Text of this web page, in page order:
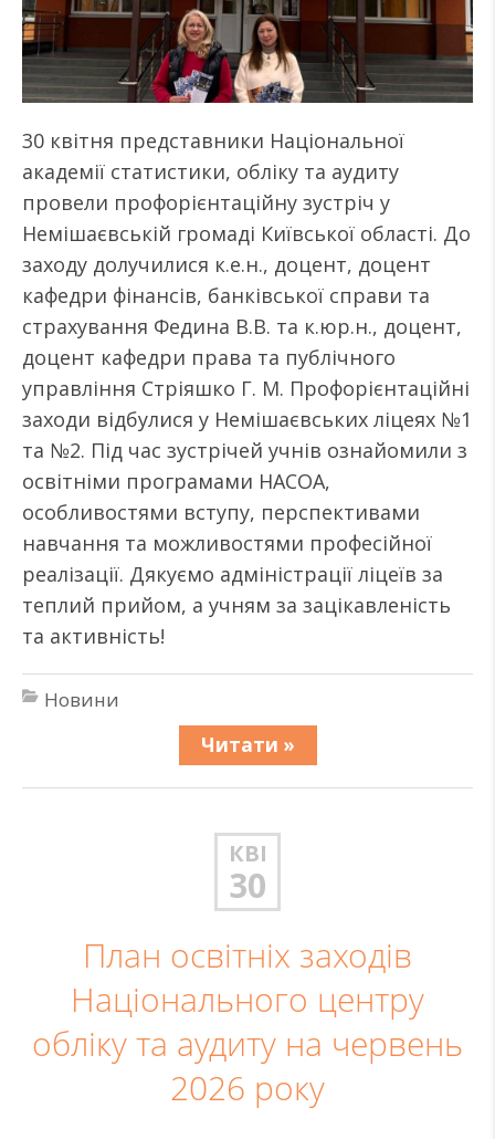
30 квітня представники Національної
академії статистики, обліку та аудиту
провели профорієнтаційну зустріч у
Немішаєвській громаді Київської області. До
заходу долучилися к.е.н., доцент, доцент
кафедри фінансів, банківської справи та
страхування Федина В.В. та к.юр.н., доцент,
доцент кафедри права та публічного
управління Стріяшко Г. М. Профорієнтаційні
заходи відбулися у Немішаєвських ліцеях №1
та №2. Під час зустрічей учнів ознайомили з
освітніми програмами НАСОА,
особливостями вступу, перспективами
навчання та можливостями професійної
реалізації. Дякуємо адміністрації ліцеїв за
теплий прийом, а учням за зацікавленість
та активність!
Новини
Читати »
КВІ
30
План освітніх заходів
Національного центру
обліку та аудиту на червень
2026 року